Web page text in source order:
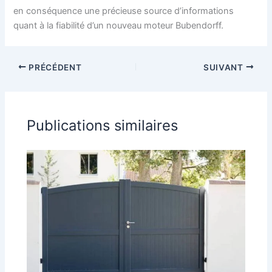
en conséquence une précieuse source d’informations
quant à la fiabilité d’un nouveau moteur Bubendorff.
PRÉCÉDENT SUIVANT
Publications similaires